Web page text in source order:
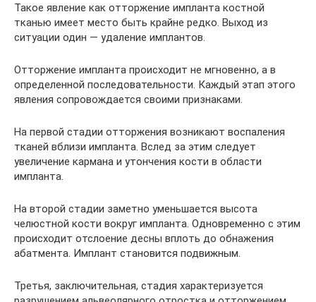
Такое явление как отторжение импланта костной
тканью имеет место быть крайне редко. Выход из
ситуации один — удаление имплантов.
Отторжение импланта происходит не мгновенно, а в
определенной последовательности. Каждый этап этого
явления сопровождается своими признаками.
На первой стадии отторжения возникают воспаления
тканей вблизи импланта. Вслед за этим следует
увеличение кармана и утончения кости в области
импланта.
На второй стадии заметно уменьшается высота
челюстной кости вокруг импланта. Одновременно с этим
происходит отслоение десны вплоть до обнажения
абатмента. Имплант становится подвижным.
Третья, заключительная, стадия характеризуется